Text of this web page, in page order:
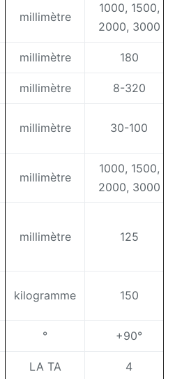
dispositif central de
M14)
millimètre
1000, 1500,
2000, 3000
millimètre 180
millimètre 8-320
millimètre 30-100
millimètre
1000, 1500,
2000, 3000
millimètre 125
kilogramme 150
° +90°
LA TA 4